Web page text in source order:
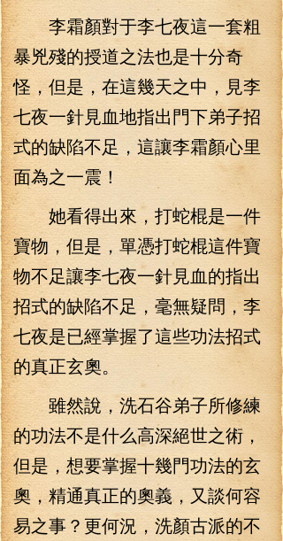
李霜顏對于李七夜這一套粗
暴兇殘的授道之法也是十分奇
怪，但是，在這幾天之中，見李
七夜一針見血地指出門下弟子招
式的缺陷不足，這讓李霜顏心里
面為之一震！
她看得出來，打蛇棍是一件
寶物，但是，單憑打蛇棍這件寶
物不足讓李七夜一針見血的指出
招式的缺陷不足，毫無疑問，李
七夜是已經掌握了這些功法招式
的真正玄奧。
雖然說，洗石谷弟子所修練
的功法不是什么高深絕世之術，
但是，想要掌握十幾門功法的玄
奧，精通真正的奧義，又談何容
易之事？更何況，洗顏古派的不